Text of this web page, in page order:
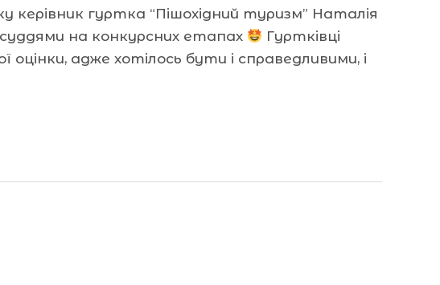
керівник гуртка “Пішохідний туризм” Наталія
на конкурсних етапах
Гуртківці
оцінки, адже хотілось бути і справедливими, і